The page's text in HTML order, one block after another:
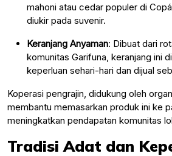
mahoni atau cedar populer di
diukir pada suvenir.
Keranjang Anyaman: Dibuat dari
komunitas Garifuna, keranjang ini
keperluan sehari-hari dan dijual
Koperasi pengrajin, didukung oleh
membantu memasarkan produk ini ke
meningkatkan pendapatan komunitas
Tradisi Adat dan